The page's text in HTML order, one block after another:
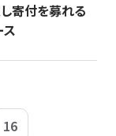
寄付を募れる
ス
16